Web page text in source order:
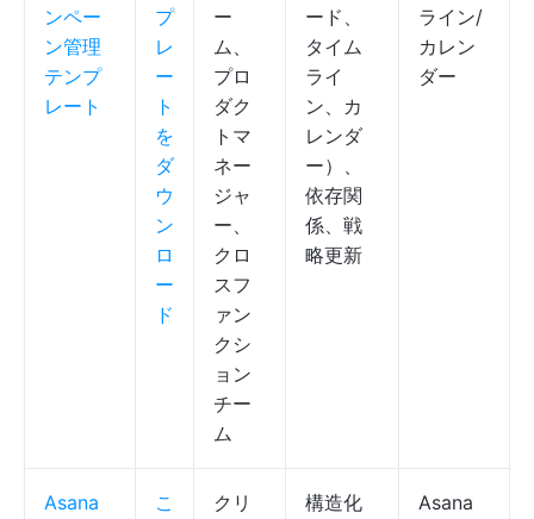
ンペー
ン管理
テンプ
レート
プ
レ
ー
ト
を
ダ
ウ
ン
ロ
ー
ド
ー
ム、
プロ
ダク
トマ
ネー
ジャ
ー、
クロ
スフ
ァン
クシ
ョン
チー
ム
ード、
タイム
ライ
ン、カ
レンダ
ー）、
依存関
係、戦
略更新
ライン/
カレン
ダー
Asana
こ
クリ
構造化
Asana